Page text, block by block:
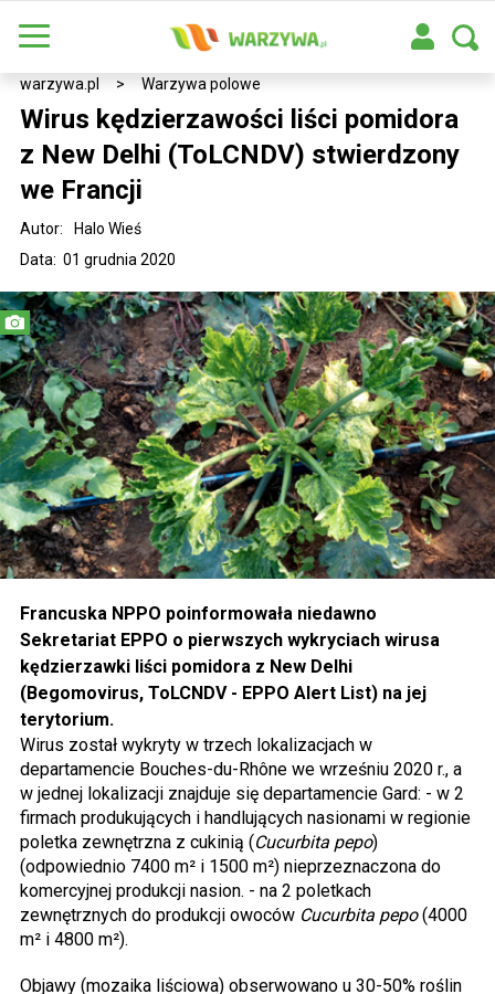
warzywa.pl > Warzywa polowe
Wirus kędzierzawości liści pomidora
z New Delhi (ToLCNDV) stwierdzony
we Francji
Data: 01 grudnia 2020
Autor: Halo Wieś
Francuska NPPO poinformowała niedawno
Sekretariat EPPO o pierwszych wykryciach wirusa
kędzierzawki liści pomidora z New Delhi
(Begomovirus, ToLCNDV - EPPO Alert List) na jej
terytorium.
Wirus został wykryty w trzech lokalizacjach w
departamencie Bouches-du-Rhône we wrześniu 2020 r., a
w jednej lokalizacji znajduje się departamencie Gard: - w 2
firmach produkujących i handlujących nasionami w regionie
poletka zewnętrzna z cukinią (Cucurbita pepo)
(odpowiednio 7400 m² i 1500 m²) nieprzeznaczona do
komercyjnej produkcji nasion. - na 2 poletkach
zewnętrznych do produkcji owoców Cucurbita pepo(4000
m² i 4800 m²).
Objawy (mozaika liściowa) obserwowano u 30-50% roślin